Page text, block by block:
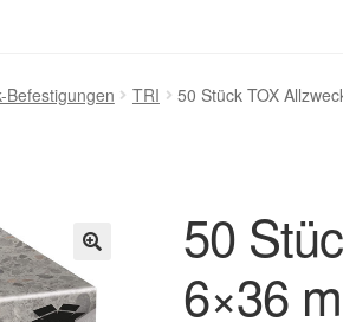
bestätigen & absendenCookie-
Befestigungen TRI 50 Stück TOX
🔍
50
6×36